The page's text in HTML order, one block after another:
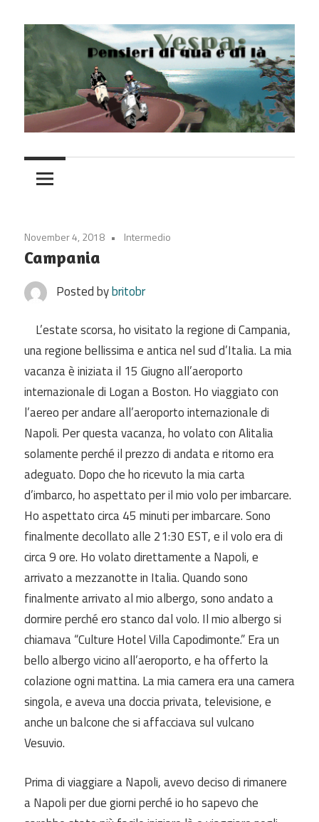
to
content
Vespa
November 4, 2018 Intermedio
Campania
Posted bybritobr
L’estate scorsa, ho visitato la regione di Campania,
una regione bellissima e antica nel sud d’Italia. La mia
vacanza è iniziata il 15 Giugno all’aeroporto
internazionale di Logan a Boston. Ho viaggiato con
l’aereo per andare all’aeroporto internazionale di
Napoli. Per questa vacanza, ho volato con Alitalia
solamente perché il prezzo di andata e ritorno era
adeguato. Dopo che ho ricevuto la mia carta
d’imbarco, ho aspettato per il mio volo per imbarcare.
Ho aspettato circa 45 minuti per imbarcare. Sono
finalmente decollato alle 21:30 EST, e il volo era di
circa 9 ore. Ho volato direttamente a Napoli, e
arrivato a mezzanotte in Italia. Quando sono
finalmente arrivato al mio albergo, sonoandato a
dormire perché ero stanco dal volo. Il mio albergo si
chiamava “Culture Hotel Villa Capodimonte.” Era un
bello albergo vicino all’aeroporto, e ha offerto la
colazione ogni mattina. La mia camera era una camera
singola, e aveva una doccia privata, televisione, e
anche un balcone che siaffacciava sul vulcano
Vesuvio.
Prima di viaggiare a Napoli, avevo deciso dirimanere
a Napoli per due giorni perché io ho sapevo che